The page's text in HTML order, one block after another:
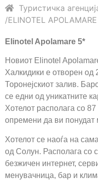
Туристичка
ELINOTEL
Elinotel Apolamare 5*
Новиот Elinotel
Халкидики е отворен од
Торонејскиот залив.
се едни од уникатните
Хотелот располага со
опремени да ви
Хотелот се наоѓа на
од Солун. Располага со
безжичен интернет,
менувачница, бар и